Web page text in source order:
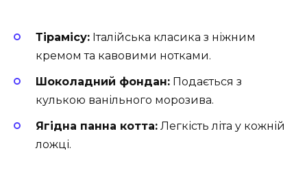
Тірамісу: Італійська класика з ніжним
кремом та кавовими нотками.
Шоколадний фондан: Подається з
кулькою ванільного морозива.
Ягідна панна котта: Легкість літа у кожній
ложці.